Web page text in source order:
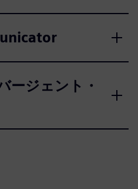
ージェント・